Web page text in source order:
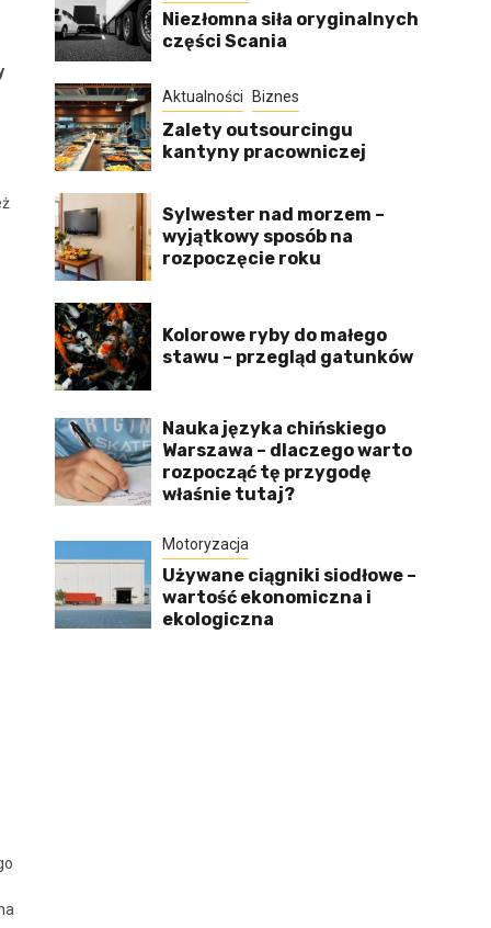
Niezłomna siła oryginalnych
części Scania
Aktualności Biznes
Zalety outsourcingu
kantyny pracowniczej
Sylwester nad morzem –
wyjątkowy sposób na
rozpoczęcie roku
Kolorowe ryby do małego
stawu – przegląd gatunków
Nauka języka chińskiego
Warszawa – dlaczego warto
rozpocząć tę przygodę
właśnie tutaj?
Motoryzacja
Używane ciągniki siodłowe –
wartość ekonomiczna i
ekologiczna